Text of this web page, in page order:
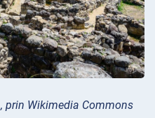
, prin Wikimedia Commons